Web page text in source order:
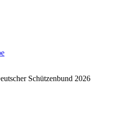
Schützenbund 2026